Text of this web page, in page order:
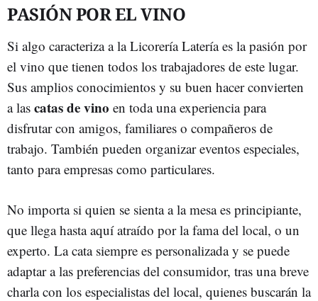
PASIÓN POR EL VINO
Si algo caracteriza a la Licorería Latería es la pasión por
el vino que tienen todos los trabajadores de este lugar.
Sus amplios conocimientos y su buen hacer convierten
a las catas de vino en toda una experiencia para
disfrutar con amigos, familiares o compañeros de
trabajo. También pueden organizar eventos especiales,
tanto para empresas como particulares.
No importa si quien se sienta a la mesa es principiante,
que llega hasta aquí atraído por la fama del local, o un
experto. La cata siempre es personalizada y se puede
adaptar a las preferencias del consumidor, tras una breve
charla con los especialistas del local, quienes buscarán la